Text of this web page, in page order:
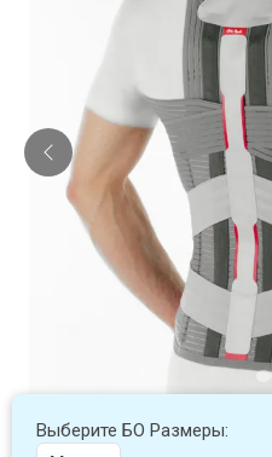
Выберите БО Размеры: